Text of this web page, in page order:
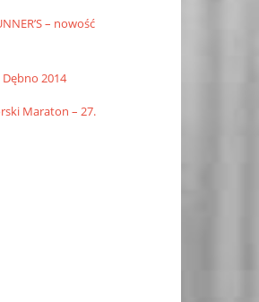
– nowość
2014
Maraton – 27.